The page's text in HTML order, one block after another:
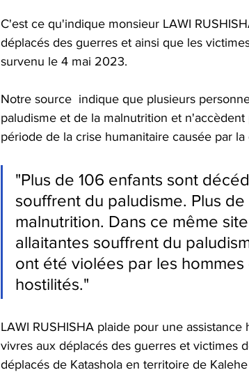
C'est ce qu'indique monsieur LAWI
déplacés des guerres et ainsi que les
survenu le 4 mai 2023.
Notre source  indique que plusieurs
paludisme et de la malnutrition et
période de la crise humanitaire causée par la
"Plus de 106 enfants sont
souffrent du paludisme. Plus
malnutrition. Dans ce même
allaitantes souffrent du
ont été violées par les
hostilités."
LAWI RUSHISHA plaide pour une
vivres aux déplacés des guerres et victimes
déplacés de Katashola en territoire de